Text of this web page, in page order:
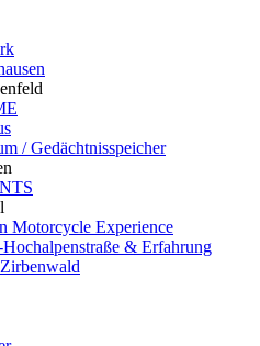
/ Gedächtnisspeicher
Motorcycle Experience
& Erfahrung